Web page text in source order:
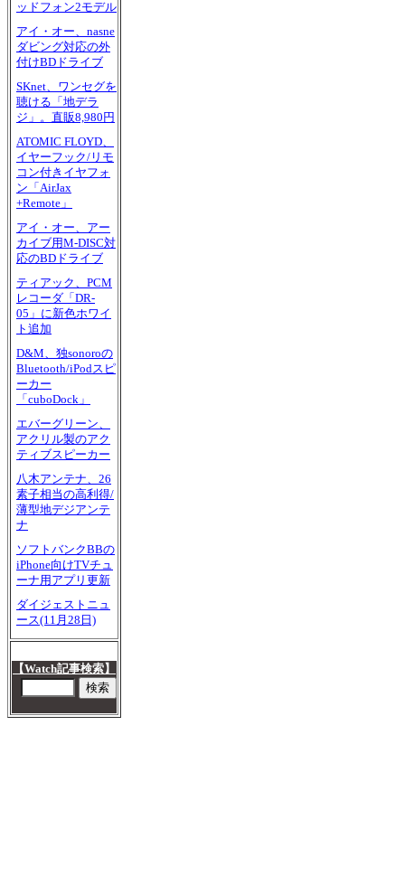
ッドフォン2モデル
アイ・オー、nasne
ダビング対応の外
付けBDドライブ
SKnet、ワンセグを
聴ける「地デラ
ジ」。直販8,980円
ATOMIC FLOYD、
イヤーフック/リモ
コン付きイヤフォ
ン「AirJax
+Remote」
アイ・オー、アー
カイブ用M-DISC対
応のBDドライブ
ティアック、PCM
レコーダ「DR-
05」に新色ホワイ
ト追加
D&M、独sonoroの
Bluetooth/iPodスピ
ーカー
「cuboDock」
エバーグリーン、
アクリル製のアク
ティブスピーカー
八木アンテナ、26
素子相当の高利得/
薄型地デジアンテ
ナ
ソフトバンクBBの
iPhone向けTVチュ
ーナ用アプリ更新
ダイジェストニュ
ース(11月28日)
【Watch記事検索】